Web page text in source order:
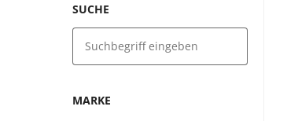
SUCHE
MARKE